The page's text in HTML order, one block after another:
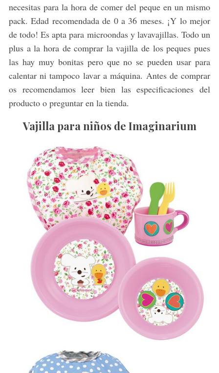
necesitas para la hora de comer del peque en un mismo
pack. Edad recomendada de 0 a 36 meses. ¡Y lo mejor
de todo! Es apta para microondas y lavavajillas. Todo un
plus a la hora de comprar la vajilla de los peques pues
las hay muy bonitas pero que no se pueden usar para
calentar ni tampoco lavar a máquina. Antes de comprar
os recomendamos leer bien las especificaciones del
producto o preguntar en la tienda.
Vajilla para niños de Imaginarium